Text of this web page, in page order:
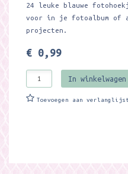
24 leuke blauwe
voor in je fotoalbum of
projecten.
€ 0,99
In winkelwagen
Toevoegen aan